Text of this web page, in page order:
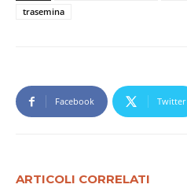
trasemina
Facebook Twitter
ARTICOLI CORRELATI